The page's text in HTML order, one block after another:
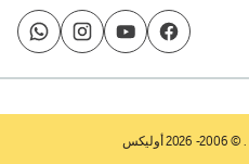
. © 2006- 2026 أوليكس